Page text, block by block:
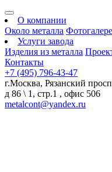
О компании
Около металла
Услуги завода
Изделия из металла
Контакты
+7 (495) 796-43-47
г.Москва, Рязанский
д 86 \ 1, стр.1 , офис 506
metalcont@yandex.ru